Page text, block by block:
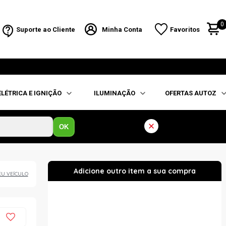
Suporte ao Cliente Minha Conta Favoritos
0
E IGNIÇÃO ILUMINAÇÃO OFERTAS AUTOZ
OK
VEÍCULO